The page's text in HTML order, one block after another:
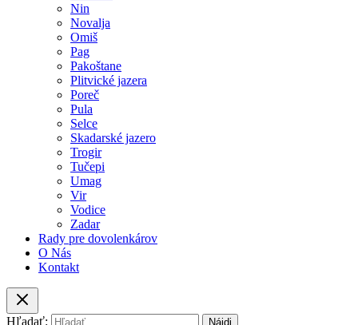
Nin
Novalja
Omiš
Pag
Pakoštane
Plitvické jazera
Poreč
Pula
Selce
Skadarské jazero
Trogir
Tučepi
Umag
Vir
Vodice
Zadar
Rady pre dovolenkárov
O Nás
Kontakt
Hľadať: